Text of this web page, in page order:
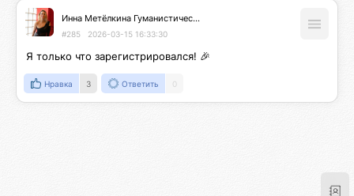
Инна Метёлкина Гуманистический Психолог Интегративный метод🕊️специалист по психосоматике
#285 2026-03-15 16:33:30
Я только что зарегистрировался! 🎉
Нравка 3 Ответить 0